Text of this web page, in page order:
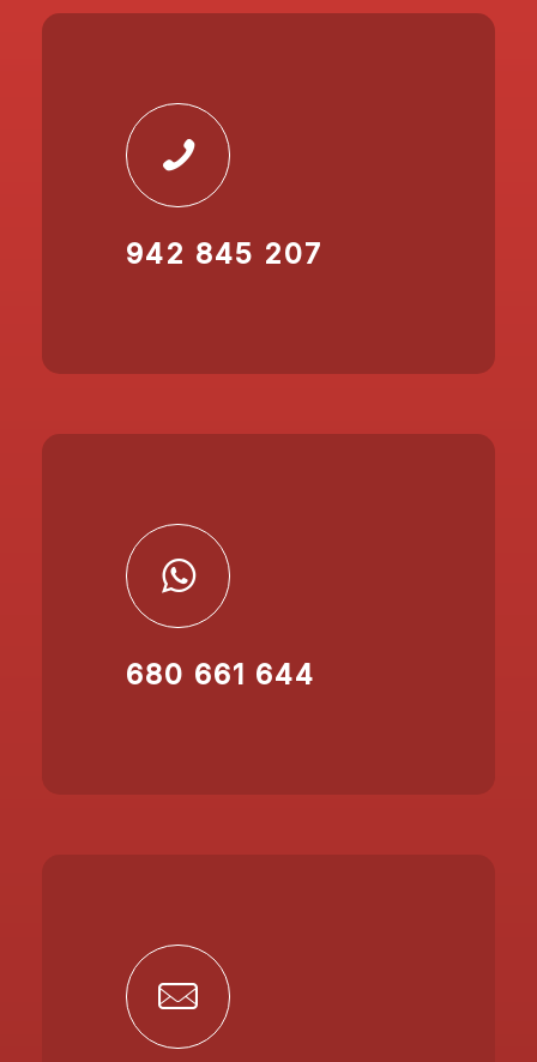
942 845 207
680 661 644